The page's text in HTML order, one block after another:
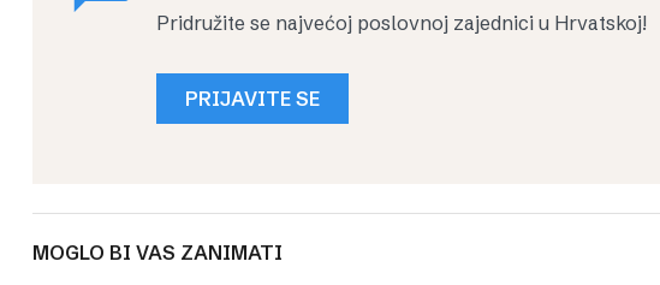
Pridružite se najvećoj poslovnoj zajednici u Hrvatskoj!
PRIJAVITE SE
MOGLO BI VAS ZANIMATI